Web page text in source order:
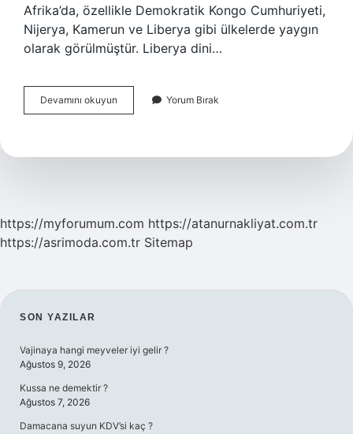
Afrika’da, özellikle Demokratik Kongo Cumhuriyeti,
Nijerya, Kamerun ve Liberya gibi ülkelerde yaygın
olarak görülmüştür. Liberya dini…
Devamını okuyun
Tehlikeli
Yorum Bırak
https://myforumum.com https://atanurnakliyat.com.tr
https://asrimoda.com.tr Sitemap
SIDEBAR
SON YAZILAR
Vajinaya hangi meyveler iyi gelir ?
Ağustos 9, 2026
Kussa ne demektir ?
Ağustos 7, 2026
Damacana suyun KDV’si kaç ?